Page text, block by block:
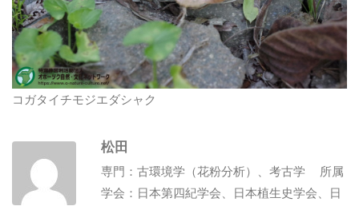
コガタイチモジエダシャク
松田
専門：古環境学（花粉分析）、考古学 所属
学会：日本第四紀学会、日本植生史学会、日